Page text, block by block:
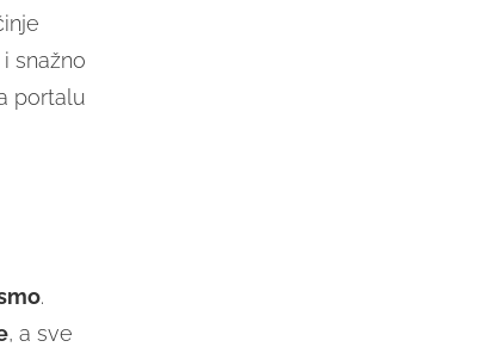
snažno
portalu
.
, a sve